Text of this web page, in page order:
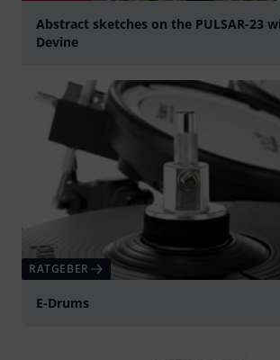
Abstract sketches on the PULSAR-23
Devine
RATGEBER
E-Drums